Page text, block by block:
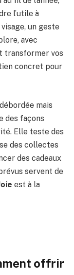
l’utile à
un geste
avec
transformer vos
concret pour
mais
des façons
Elle teste des
des collectes
des cadeaux
servent de
est à la
offrir